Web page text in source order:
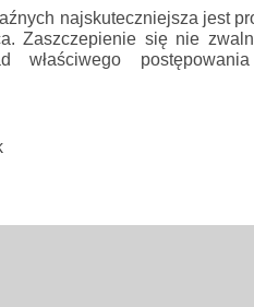
najskuteczniejsza jest
Zaszczepienie się nie
właściwego